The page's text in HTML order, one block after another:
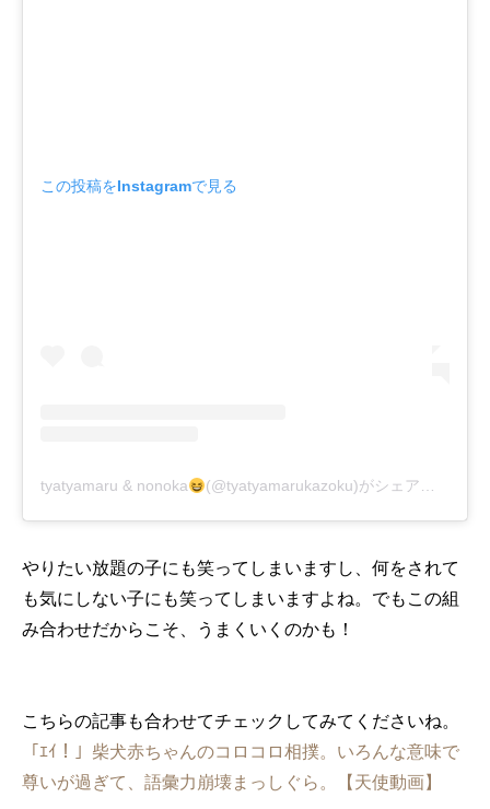
この投稿をInstagramで見る
tyatyamaru & nonoka (@tyatyamarukazoku)がシェアした投稿
やりたい放題の子にも笑ってしまいますし、何をされて
も気にしない子にも笑ってしまいますよね。でもこの組
み合わせだからこそ、うまくいくのかも！
こちらの記事も合わせてチェックしてみてくださいね。
「ｴｲ！」柴犬赤ちゃんのコロコロ相撲。いろんな意味で
尊いが過ぎて、語彙力崩壊まっしぐら。【天使動画】